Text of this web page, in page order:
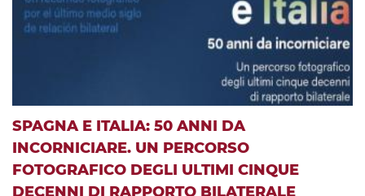
SPAGNA E ITALIA: 50 ANNI DA
INCORNICIARE. UN PERCORSO
FOTOGRAFICO DEGLI ULTIMI CINQUE
DECENNI DI RAPPORTO BILATERALE